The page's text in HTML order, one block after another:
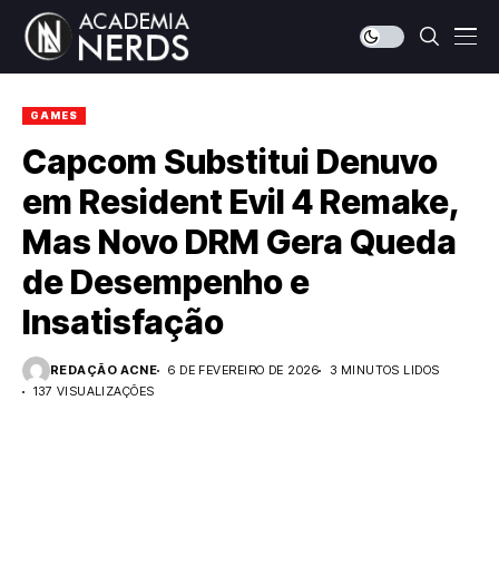
GAMES
Capcom Substitui Denuvo
em Resident Evil 4 Remake,
Mas Novo DRM Gera Queda
de Desempenho e
Insatisfação
REDAÇÃO ACNE 6 DE FEVEREIRO DE 2026
3 MINUTOS LIDOS
137 VISUALIZAÇÕES